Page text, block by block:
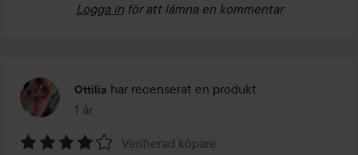
Logga in för att lämna en kommentar
Ottilia har recenserat en produkt
1 år
Inlägget skapades 1 år
Verifierad köpare